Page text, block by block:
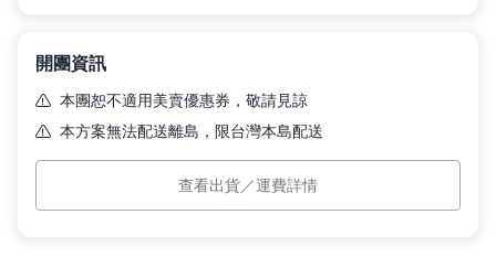
租屋小家電
熱銷排行
開團資訊
本團恕不適用美賣優惠券，敬請見諒
本方案無法配送離島，限台灣本島配送
本島運費
$100(滿 $4,080 免運)
訂單付款完成後 7 個工作日內依訂單順序出貨。
查看出貨／運費詳情